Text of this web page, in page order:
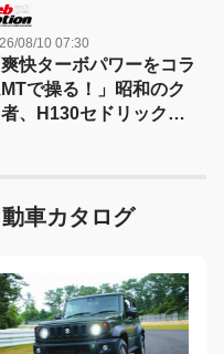
08/10 07:30
爽快ターボパワーをコラ
で操る！」昭和のク
、H130セドリックが
車カタログ